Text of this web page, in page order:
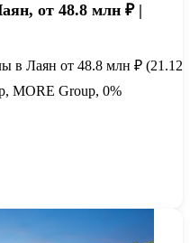
от 48.8 млн ₽ |
в Лаян от 48.8 млн ₽ (21.12
MORE Group, 0%